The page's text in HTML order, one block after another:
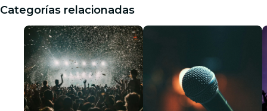
Categorías relacionadas